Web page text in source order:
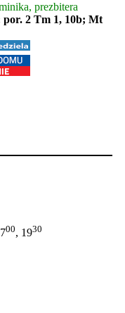
prezbitera
por. 2 Tm 1, 10b; Mt
00, 1930